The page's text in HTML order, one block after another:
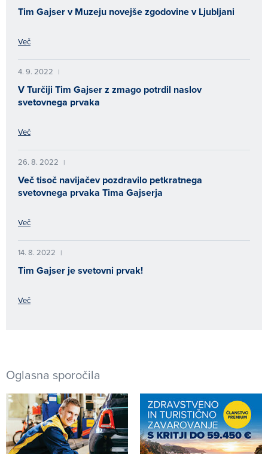
Tim Gajser v Muzeju novejše zgodovine v Ljubljani
Več
4. 9. 2022 |
V Turčiji Tim Gajser z zmago potrdil naslov
svetovnega prvaka
Več
26. 8. 2022 |
Več tisoč navijačev pozdravilo petkratnega
svetovnega prvaka Tima Gajserja
Več
14. 8. 2022 |
Tim Gajser je svetovni prvak!
Več
Oglasna sporočila